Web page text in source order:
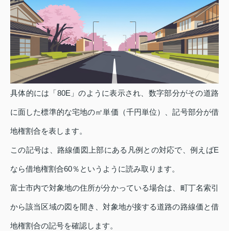
具体的には「80E」のように表示され、数字部分がその道路
に面した標準的な宅地の㎡単価（千円単位）、記号部分が借
地権割合を表します。
この記号は、路線価図上部にある凡例との対応で、例えばE
なら借地権割合60％というように読み取ります。
富士市内で対象地の住所が分かっている場合は、町丁名索引
から該当区域の図を開き、対象地が接する道路の路線価と借
地権割合の記号を確認します。